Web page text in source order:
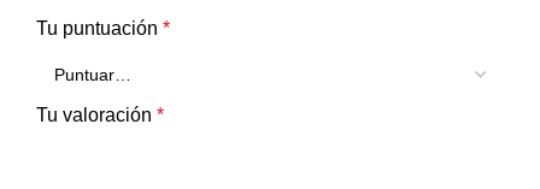
Tu puntuación *
Tu valoración *